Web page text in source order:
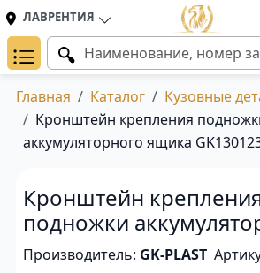
ЛАВРЕНТИЯ
Главная Каталог
Кузовные
Кронштейн крепления
аккумуляторного ящика
Кронштейн
подножки
ящика
Производитель: GK-PLAST